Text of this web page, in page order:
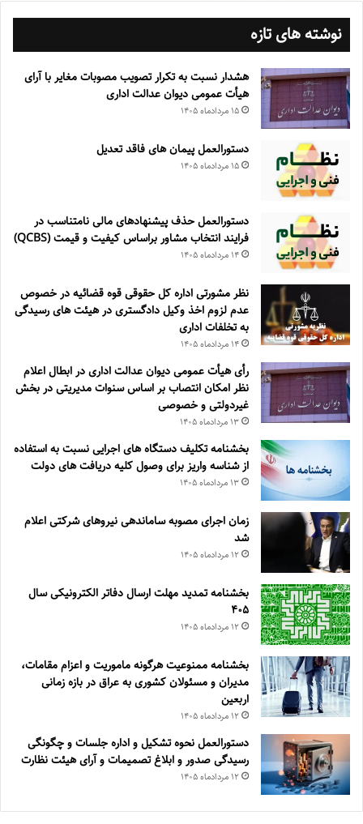
نوشته های تازه
هشدار نسبت به تکرار تصویب مصوبات مغایر با آرای
هیأت عمومی دیوان عدالت اداری
۱۵ مرداد‌ماه ۱۴۰۵
دستورالعمل پیمان های فاقد تعدیل
۱۵ مرداد‌ماه ۱۴۰۵
دستورالعمل حذف پيشنهادهای مالی نامتناسب در
فرايند انتخاب مشاور براساس كيفيت و قيمت (QCBS)
۱۴ مرداد‌ماه ۱۴۰۵
نظر مشورتی اداره کل حقوقی قوه قضائیه در خصوص
عدم لزوم اخذ وکیل دادگستری در هیئت های رسیدگی
به تخلفات اداری
۱۴ مرداد‌ماه ۱۴۰۵
رأی هیأت عمومی دیوان عدالت اداری در ابطال اعلام
نظر امکان انتصاب بر اساس سنوات مدیریتی در بخش
غیردولتی و خصوصی
۱۳ مرداد‌ماه ۱۴۰۵
بخشنامه تکلیف دستگاه های اجرایی نسبت به استفاده
از شناسه واریز برای وصول کلیه دریافت های دولت
۱۳ مرداد‌ماه ۱۴۰۵
زمان اجرای مصوبه ساماندهی نیروهای شرکتی اعلام
شد
۱۲ مرداد‌ماه ۱۴۰۵
بخشنامه تمدید مهلت ارسال دفاتر الکترونیکی سال
۴۰۵
۱۲ مرداد‌ماه ۱۴۰۵
بخشنامه ممنوعیت هرگونه ماموریت و اعزام مقامات،
مدیران و مسئولان کشوری به عراق در بازه زمانی
اربعین
۱۲ مرداد‌ماه ۱۴۰۵
دستورالعمل نحوه تشکیل و اداره جلسات و چگونگی
رسیدگی صدور و ‏ابلاغ تصمیمات و‎ ‎آرای هیئت نظارت
۱۲ مرداد‌ماه ۱۴۰۵